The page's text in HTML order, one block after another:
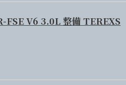
FSE V6 3.0L 整備 TEREXS